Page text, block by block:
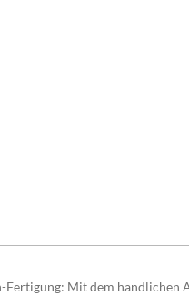
Mit dem handlichen